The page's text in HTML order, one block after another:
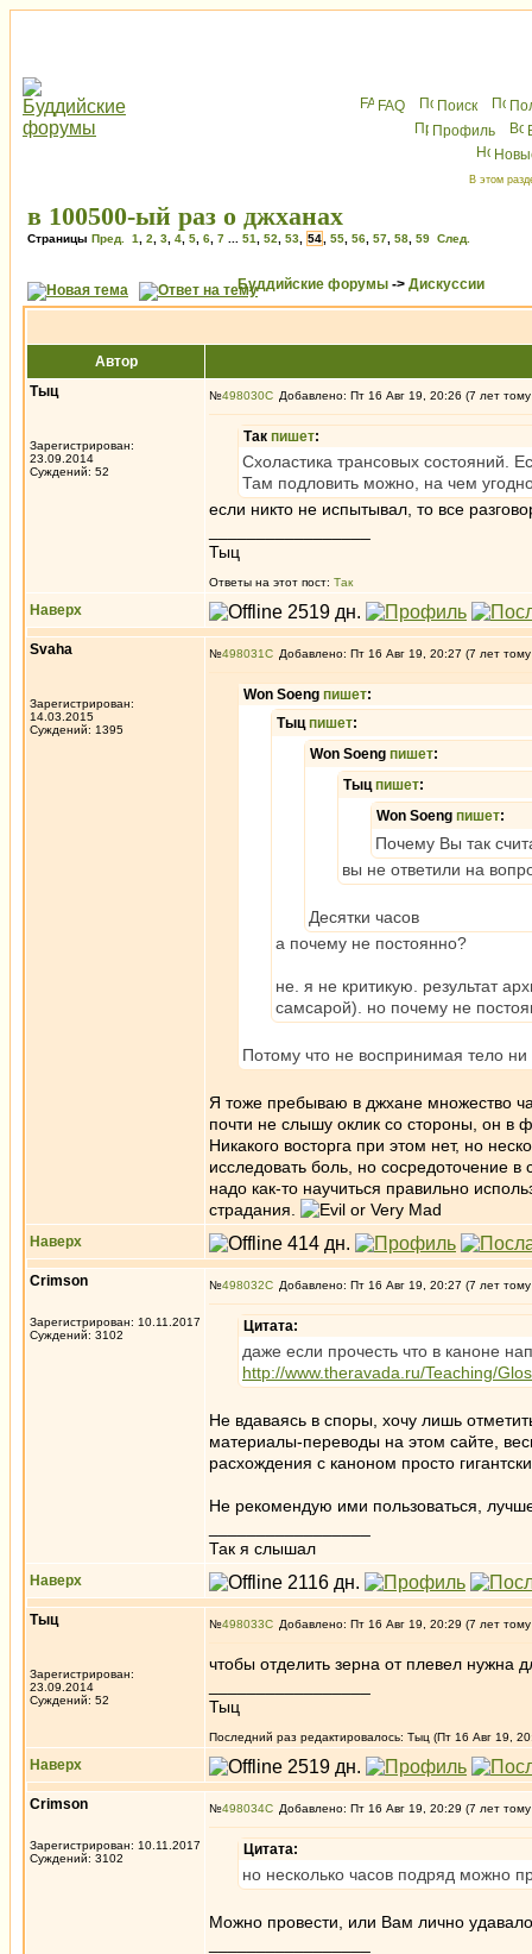
FAQ Поиск
Профиль
В этом
в 100500-ый раз о джханах
Страницы Пред. 1 2 3 4 5 6 7 51 52 53 54 55 56 57 58 59 След.
Буддийские форумы -> Дискуссии
Автор
Tыц
Зарегистрирован:
23.09.2014
Суждений: 52
№498030 Добавлено: Пт 16 Авг 19, 20:26 (7 лет
Так пишет:
Схоластика трансовых состояний.
Там подловить можно, на чем
если никто не испытывал, то все
Тыц
Ответы на этот пост: Так
Наверх
Svaha
Зарегистрирован:
14.03.2015
Суждений: 1395
№498031 Добавлено: Пт 16 Авг 19, 20:27 (7 лет
Won Soeng пишет:
Tыцпишет:
Won Soeng пишет:
Tыцпишет:
Won Soeng пишет:
Почему Вы так
вы не ответили на
Десятки часов
а почему не постоянно?
не. я не критикую. результат
самсарой). но почему не
Потому что не воспринимая тело ни
Я тоже пребываю в джхане множество
почти не слышу оклик со стороны, он в
Никакого восторга при этом нет, но
исследовать боль, но сосредоточение
надо как-то научиться правильно
страдания.
Наверх
Crimson
Зарегистрирован: 10.11.2017
Суждений: 3102
№498032 Добавлено: Пт 16 Авг 19, 20:27 (7 лет
Цитата:
даже если прочесть что в каноне
http://www.theravada.ru/Teaching/
Не вдаваясь в споры, хочу лишь
материалы-переводы на этом сайте,
расхождения с каноном просто
Не рекомендую ими пользоваться,
Так я слышал
Наверх
Tыц
Зарегистрирован:
23.09.2014
Суждений: 52
№498033 Добавлено: Пт 16 Авг 19, 20:29 (7 лет
чтобы отделить зерна от плевел нужна
Тыц
Последний раз редактировалось: Tыц (Пт 16 Авг 19,
Наверх
Crimson
Зарегистрирован: 10.11.2017
Суждений: 3102
№498034 Добавлено: Пт 16 Авг 19, 20:29 (7 лет
Цитата:
но несколько часов подряд можно
Можно провести, или Вам лично